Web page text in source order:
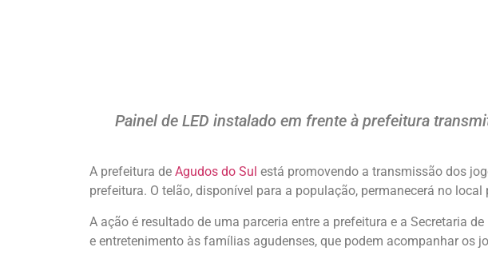
Painel de LED instalado em frente à prefeitura
A prefeitura de Agudos do Sul está promovendo a transmissão dos
prefeitura. O telão, disponível para a população, permanecerá no
A ação é resultado de uma parceria entre a prefeitura e a Secretaria
e entretenimento às famílias agudenses, que podem acompanhar os